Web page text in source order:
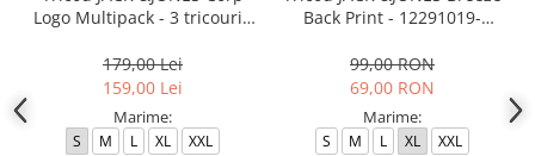
Logo Multipack - 3 tricouri -
179,00 Lei
159,00 Lei
Marime:
S M L XL XXL
Back Print - 12291019-
99,00 RON
69,00 RON
Marime:
S M L XL XXL